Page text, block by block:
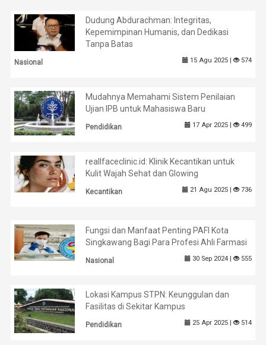
Dudung Abdurachman: Integritas,
Kepemimpinan Humanis, dan Dedikasi
Tanpa Batas
Nasional 15 Agu 2025 | 574
Mudahnya Memahami Sistem Penilaian
Ujian IPB untuk Mahasiswa Baru
Pendidikan 17 Apr 2025 | 499
reallfaceclinic.id: Klinik Kecantikan untuk
Kulit Wajah Sehat dan Glowing
Kecantikan 21 Agu 2025 | 736
Fungsi dan Manfaat Penting PAFI Kota
Singkawang Bagi Para Profesi Ahli Farmasi
Nasional 30 Sep 2024 | 555
Lokasi Kampus STPN: Keunggulan dan
Fasilitas di Sekitar Kampus
Pendidikan 25 Apr 2025 | 514